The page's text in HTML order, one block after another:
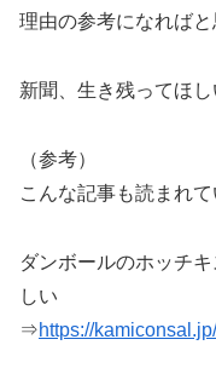
理由の参考になればと
新聞、生き残ってほし
（参考）
こんな記事も読まれて
ダンボールのホッチ
しい
⇒https://